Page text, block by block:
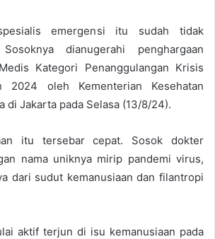
emergensi itu sudah tidak
dianugerahi penghargaan
Kategori Penanggulangan Krisis
2024 oleh Kementerian Kesehatan
di Jakarta pada Selasa (13/8/24).
itu tersebar cepat. Sosok dokter
nama uniknya mirip pandemi virus,
dari sudut kemanusiaan dan filantropi
aktif terjun di isu kemanusiaan pada